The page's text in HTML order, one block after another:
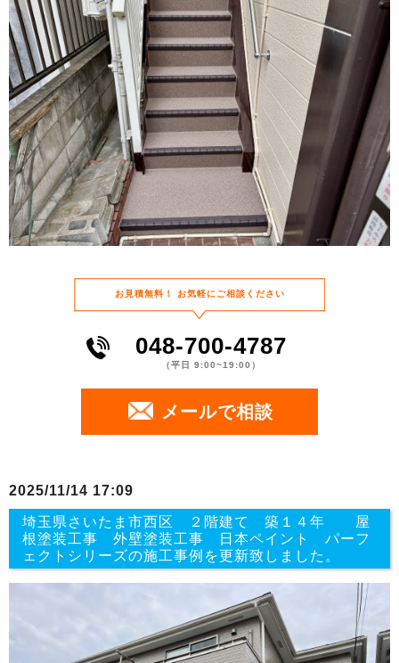
お⾒積無料！ お気軽にご相談ください
048-700-4787
（平⽇ 9:00~19:00）
メールで相談
2025/11/14 17:09
埼玉県さいたま市西区 ２階建て 築１４年 屋
根塗装工事 外壁塗装工事 日本ペイント パーフ
ェクトシリーズの施工事例を更新致しました。